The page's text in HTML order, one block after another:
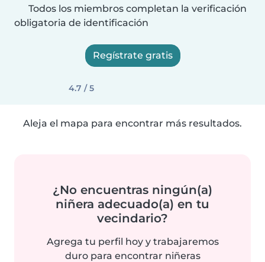
Todos los miembros completan la verificación
obligatoria de identificación
Regístrate gratis
4.7 / 5
Aleja el mapa para encontrar más resultados.
¿No encuentras ningún(a)
niñera adecuado(a) en tu
vecindario?
Agrega tu perfil hoy y trabajaremos
duro para encontrar niñeras